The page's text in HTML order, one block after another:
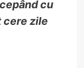
cu
cere zile